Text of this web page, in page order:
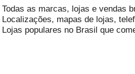
Todas as marcas, lojas e vendas
Localizações, mapas de lojas,
Lojas populares no Brasil que